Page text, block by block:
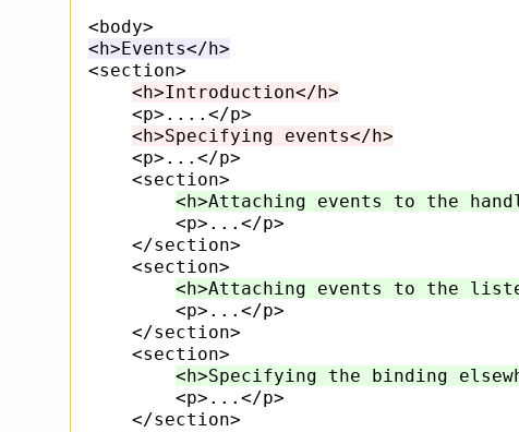
<h>Events</h>
<section>
<h>Introduction</h>
    <p>....</p>
<h>Specifying events</h>
    <p>...</p>
    <section>
<h>Attaching events to the
        <p>...</p>
    </section>
    <section>
<h>Attaching events to the
        <p>...</p>
    </section>
    <section>
<h>Specifying the binding
        <p>...</p>
    </section>